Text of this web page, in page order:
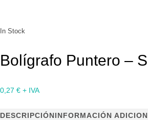
In Stock
Bolígrafo Puntero –
0,27 € + IVA
DESCRIPCIÓNINFORMACIÓN